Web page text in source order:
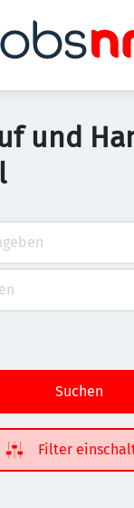
und
Suchen
Filter